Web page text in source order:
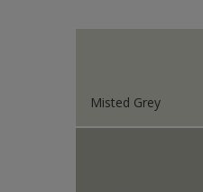
Misted Grey